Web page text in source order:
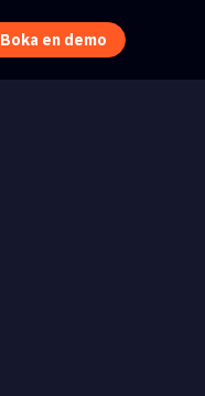
Boka en demo